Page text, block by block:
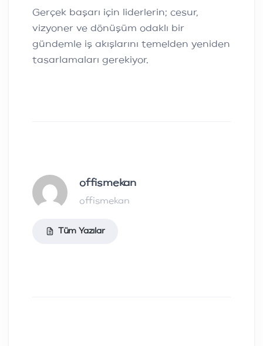
Gerçek başarı için liderlerin; cesur,
vizyoner ve dönüşüm odaklı bir
gündemle iş akışlarını temelden yeniden
tasarlamaları gerekiyor.
offismekan
offismekan
Tüm Yazılar